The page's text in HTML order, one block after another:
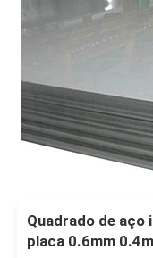
Quadrado de aço
placa 0.6mm